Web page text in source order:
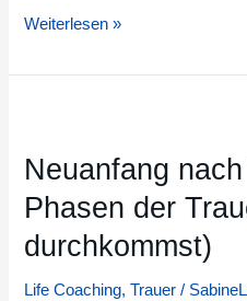
Weiterlesen »
Neuanfang
Phasen der
durchkommst)
Life Coaching,Trauer /
Verlust:
4
Phasen
Trauer